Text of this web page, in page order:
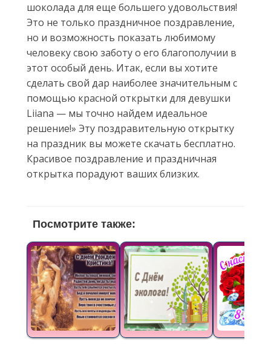
шоколада для еще большего удовольствия!
Это не только праздничное поздравление,
но и возможность показать любимому
человеку свою заботу о его благополучии в
этот особый день. Итак, если вы хотите
сделать свой дар наиболее значительным с
помощью красной открытки для девушки
Liiana — мы точно найдем идеальное
решение!» Эту поздравительную открытку
на праздник вы можете скачать бесплатно.
Красивое поздравление и праздничная
открытка порадуют ваших близких.
Посмотрите также: